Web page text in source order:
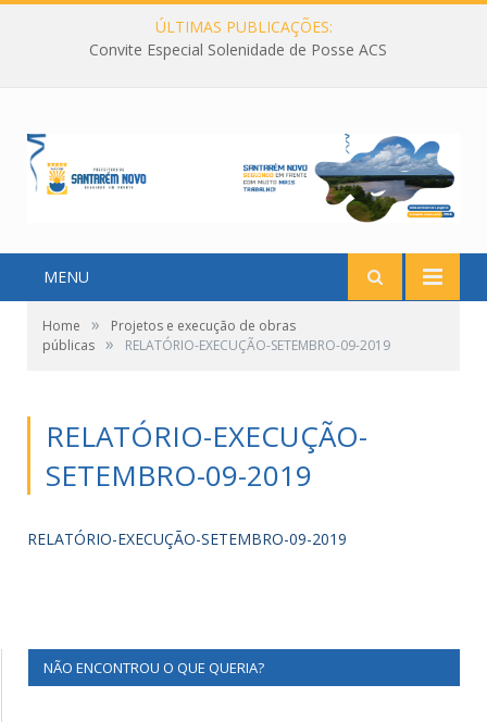
ÚLTIMAS PUBLICAÇÕES:
Convite Especial Solenidade de Posse ACS
MENU
Home »
Projetos e execução de obras
públicas » RELATÓRIO-EXECUÇÃO-SETEMBRO-09-2019
RELATÓRIO-EXECUÇÃO-
SETEMBRO-09-2019
RELATÓRIO-EXECUÇÃO-SETEMBRO-09-2019
NÃO ENCONTROU O QUE QUERIA?